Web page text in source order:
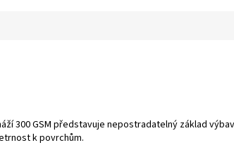
300 GSM představuje nepostradatelný základ
k povrchům.